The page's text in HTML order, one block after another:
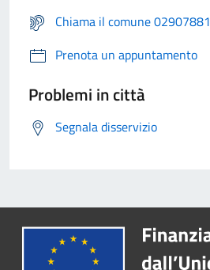
Chiama il comune 02907881
Prenota un appuntamento
Problemi in città
Segnala disservizio